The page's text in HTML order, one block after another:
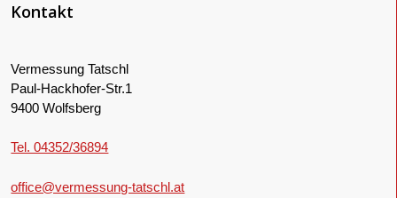
Kontakt
Vermessung Tatschl
Paul-Hackhofer-Str.1
9400 Wolfsberg
Tel. 04352/36894
office@vermessung-tatschl.at